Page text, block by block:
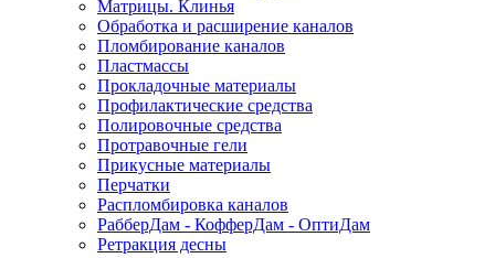
Матрицы. Клинья
Обработка и расширение каналов
Пломбирование каналов
Пластмассы
Прокладочные материалы
Профилактические средства
Полировочные средства
Протравочные гели
Прикусные материалы
Перчатки
Распломбировка каналов
РабберДам - КофферДам - ОптиДам
Ретракция десны